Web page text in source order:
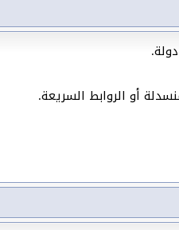
أو الروابط السريعة.